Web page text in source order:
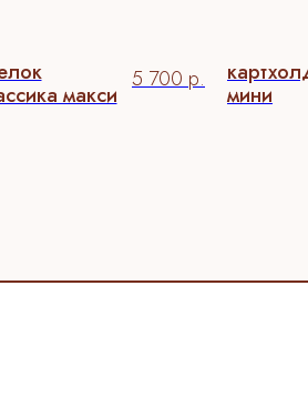
макси
5 700 р.
мини